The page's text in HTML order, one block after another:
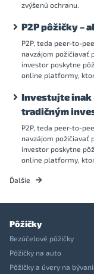
zvýšenú ochranu.
P2P pôžičky –
P2P, teda peer-to-
navzájom požičiavať
investor poskytne
online platformy,
Investujte inak
tradičným
P2P, teda peer-to-
navzájom požičiavať
investor poskytne
online platformy,
Ďalšie
Pôžičky
Bezúčelové pôžičky
Pôžičky na auto
Pôžičky a úvery na